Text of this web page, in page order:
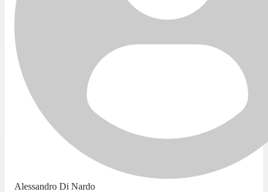
Alessandro Di Nardo